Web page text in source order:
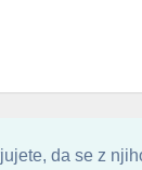
da se z
AUTHOR.